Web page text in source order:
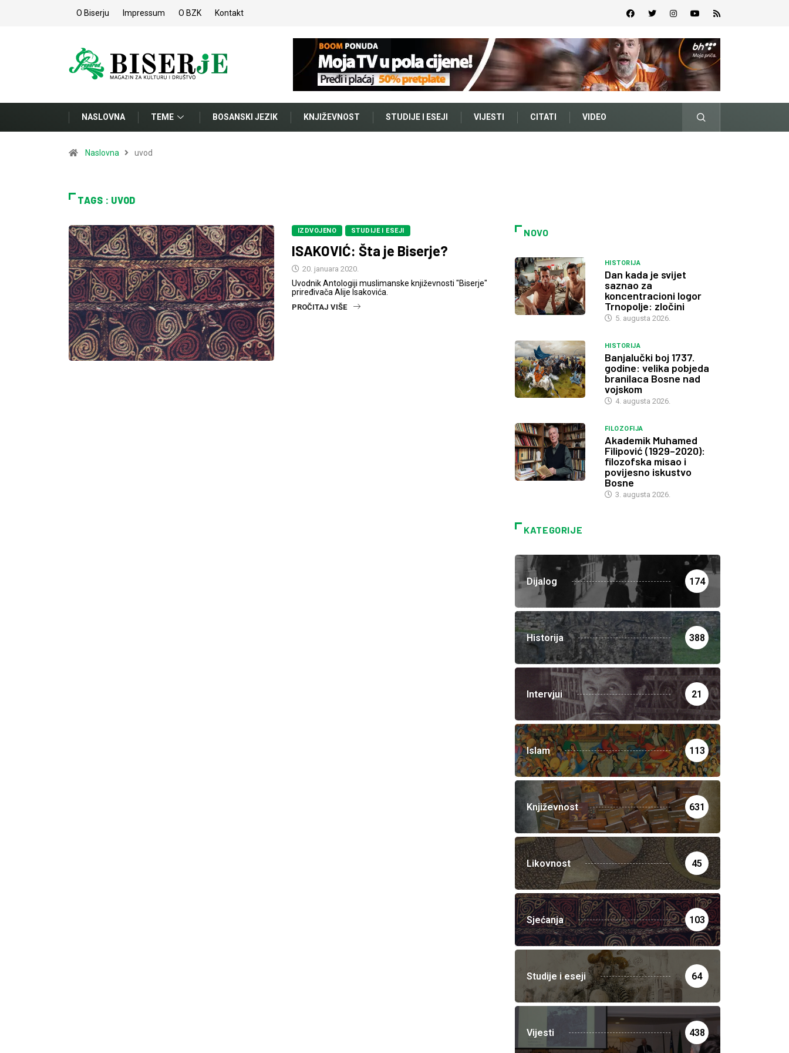
O Biserju Impressum O BZK Kontakt
NASLOVNA TEME BOSANSKI JEZIK KNJIŽEVNOST STUDIJE I ESEJI VIJESTI CITATI VIDEO
Naslovna uvod
TAGS : UVOD
IZDVOJENO STUDIJE I ESEJI
ISAKOVIĆ: Šta je Biserje?
20. januara 2020.
Uvodnik Antologiji muslimanske književnosti "Biserje"
priređivača Alije Isakovića.
PROČITAJ VIŠE
NOVO
HISTORIJA
Dan kada je svijet
saznao za
koncentracioni logor
Trnopolje: zločini
5. augusta 2026.
HISTORIJA
Banjalučki boj 1737.
godine: velika pobjeda
branilaca Bosne nad
vojskom
4. augusta 2026.
FILOZOFIJA
Akademik Muhamed
Filipović (1929–2020):
filozofska misao i
povijesno iskustvo
Bosne
3. augusta 2026.
KATEGORIJE
Dijalog 174
Historija 388
Intervjui 21
Islam 113
Književnost 631
Likovnost 45
Sjećanja 103
Studije i eseji 64
Vijesti 438